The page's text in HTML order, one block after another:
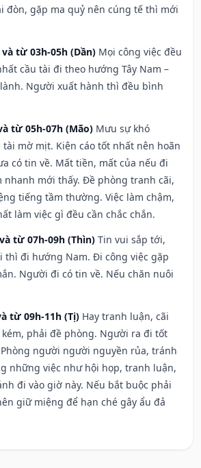
đòn, gặp ma quỷ nên cúng tế thì mới
từ 03h-05h (Dần) Mọi công việc đều
cầu tài đi theo hướng Tây Nam –
Người xuất hành thì đều bình
từ 05h-07h (Mão) Mưu sự khó
tài mờ mịt. Kiện cáo tốt nhất nên hoãn
có tin về. Mất tiền, mất của nếu đi
mới thấy. Đề phòng tranh cãi,
tiếng tầm thường. Việc làm chậm,
làm việc gì đều cần chắc chắn.
từ 07h-09h (Thìn) Tin vui sắp tới,
thì đi hướng Nam. Đi công việc gặp
Người đi có tin về. Nếu chăn nuôi
từ 09h-11h (Tị) Hay tranh luận, cãi
kém, phải đề phòng. Người ra đi tốt
người người nguyền rủa, tránh
những việc như hội họp, tranh luận,
đi vào giờ này. Nếu bắt buộc phải
giữ miệng để hạn ché gây ẩu đả